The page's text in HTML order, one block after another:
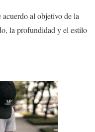
al objetivo de la
la profundidad y el estilo